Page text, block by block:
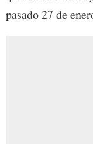
pasado 27 de